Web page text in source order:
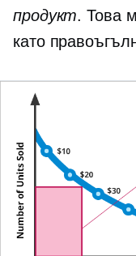
продукт. Това
като